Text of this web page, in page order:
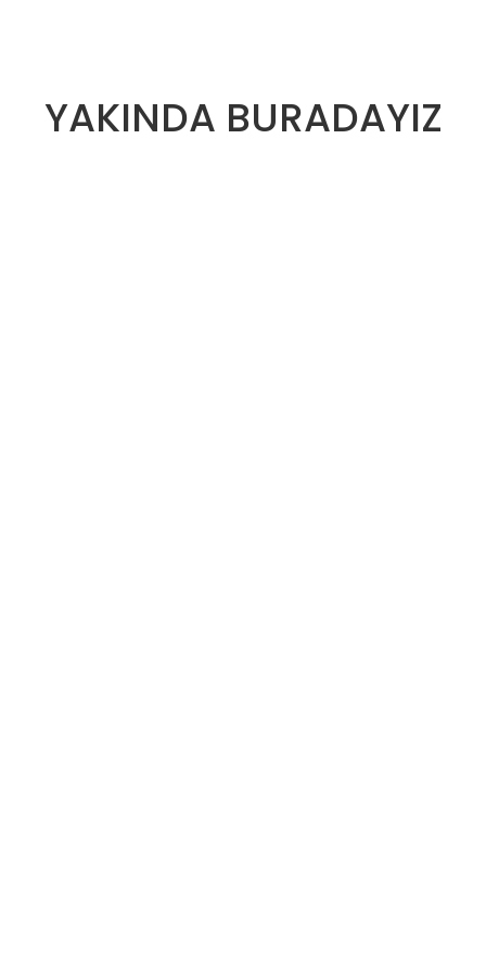
YAKINDA BURADAYIZ